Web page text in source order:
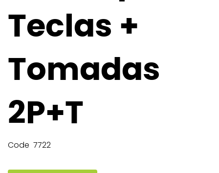
Teclas +
Tomadas
2P+T
Code 7722